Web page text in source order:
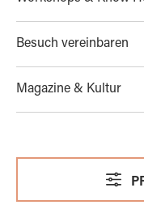
Besuch vereinbaren
Magazine & Kultur